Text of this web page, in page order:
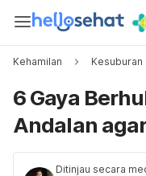
Kehamilan Kesuburan
6 Gaya
Andalan
Ditinjau secara